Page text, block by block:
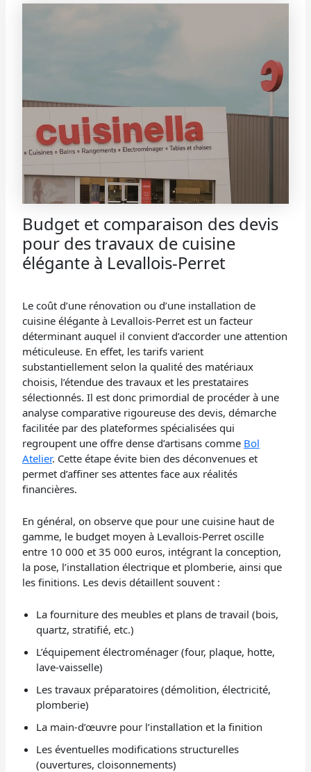
Budget et comparaison des devis
pour des travaux de cuisine
élégante à Levallois-Perret
Le coût d’une rénovation ou d’une installation de
cuisine élégante à Levallois-Perret est un facteur
déterminant auquel il convient d’accorder une attention
méticuleuse. En effet, les tarifs varient
substantiellement selon la qualité des matériaux
choisis, l’étendue des travaux et les prestataires
sélectionnés. Il est donc primordial de procéder à une
analyse comparative rigoureuse des devis, démarche
facilitée par des plateformes spécialisées qui
regroupent une offre dense d’artisans comme Bol
Atelier. Cette étape évite bien des déconvenues et
permet d’affiner ses attentes face aux réalités
financières.
En général, on observe que pour une cuisine haut de
gamme, le budget moyen à Levallois-Perret oscille
entre 10 000 et 35 000 euros, intégrant la conception,
la pose, l’installation électrique et plomberie, ainsi que
les finitions. Les devis détaillent souvent :
La fourniture des meubles et plans de travail (bois,
quartz, stratifié, etc.)
L’équipement électroménager (four, plaque, hotte,
lave-vaisselle)
Les travaux préparatoires (démolition, électricité,
plomberie)
La main-d’œuvre pour l’installation et la finition
Les éventuelles modifications structurelles
(ouvertures, cloisonnements)